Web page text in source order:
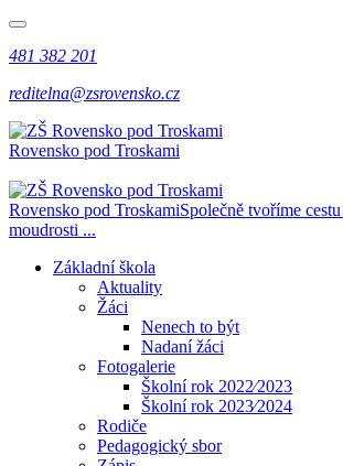
481 382 201
reditelna@zsrovensko.cz
Rovensko pod Troskami
Rovensko pod TroskamiSpolečně tvoříme
moudrosti ...
Základní škola
Aktuality
Žáci
Nenech to být
Nadaní žáci
Fotogalerie
Školní rok 2022⁄2023
Školní rok 2023⁄2024
Rodiče
Pedagogický sbor